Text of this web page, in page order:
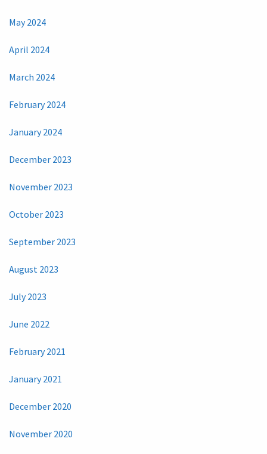
May 2024
April 2024
March 2024
February 2024
January 2024
December 2023
November 2023
October 2023
September 2023
August 2023
July 2023
June 2022
February 2021
January 2021
December 2020
November 2020